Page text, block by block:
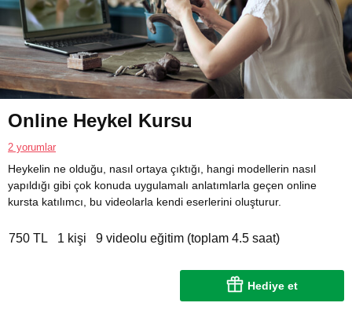
Online Heykel Kursu
2 yorumlar
Heykelin ne olduğu, nasıl ortaya çıktığı, hangi modellerin nasıl
yapıldığı gibi çok konuda uygulamalı anlatımlarla geçen online
kursta katılımcı, bu videolarla kendi eserlerini oluşturur.
750 TL 1 kişi 9 videolu eğitim (toplam 4.5 saat)
Hediye et